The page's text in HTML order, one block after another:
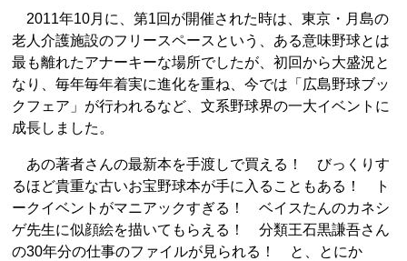
2011年10月に、第1回が開催された時は、東京・月島の
老人介護施設のフリースペースという、ある意味野球とは
最も離れたアナーキーな場所でしたが、初回から大盛況と
なり、毎年毎年着実に進化を重ね、今では「広島野球ブッ
クフェア」が行われるなど、文系野球界の一大イベントに
成長しました。
あの著者さんの最新本を手渡しで買える！ びっくりす
るほど貴重な古いお宝野球本が手に入ることもある！ ト
ークイベントがマニアックすぎる！ ベイスたんのカネシ
ゲ先生に似顔絵を描いてもらえる！ 分類王石黒謙吾さん
の30年分の仕事のファイルが見られる！ と、とにか